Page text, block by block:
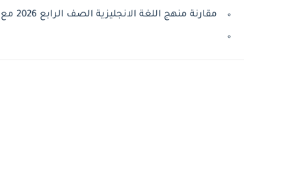
مقارنة منهج اللغة الانجليزية الصف الرابع 2026 مع 2025